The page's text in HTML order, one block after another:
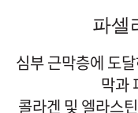
파셀
심부 근막층에 도
막과
콜라겐 및 엘라스